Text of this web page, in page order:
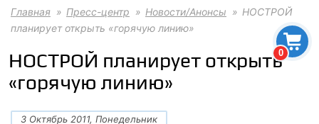
0
Главная Пресс-центр Новости/Анонсы
НОСТРОЙ
планирует открыть «горячую линию»
НОСТРОЙ планирует открыть
«горячую линию»
3 Октябрь 2011, Понедельник